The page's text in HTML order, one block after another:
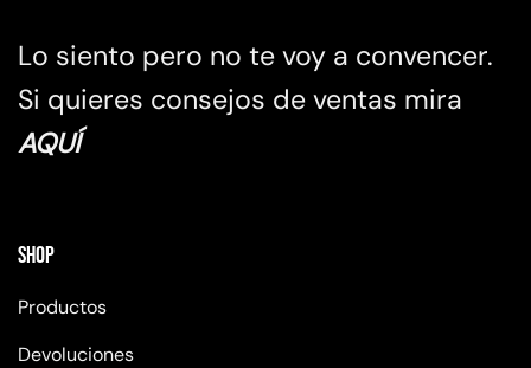
Lo siento pero no te voy a convencer.
Si quieres consejos de ventas mira
AQUÍ
Shop
Productos
Devoluciones